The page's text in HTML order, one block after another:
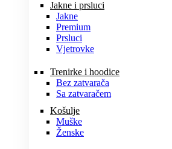
Jakne i prsluci
Jakne
Premium
Prsluci
Vjetrovke
Trenirke i hoodice
Bez zatvarača
Sa zatvaračem
Košulje
Muške
Ženske